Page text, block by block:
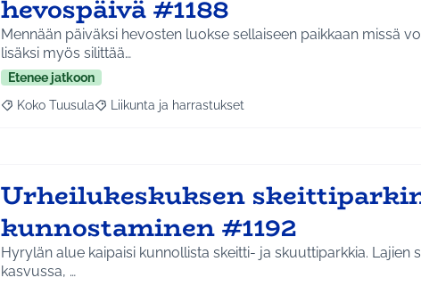
hevospäivä #1188
Mennään päiväksi hevosten luokse sellaiseen paikkaan missä
lisäksi myös silittää…
Etenee jatkoon
Rajaa tulokset aihepiirin mukaan: Koko Tuusula
Koko Tuusula Rajaa tulokset teeman mukaan: Liikunta ja harrastukset
Liikunta ja harrastukset
Urheilukeskuksen
kunnostaminen #1192
Hyrylän alue kaipaisi kunnollista skeitti- ja skuuttiparkkia. Lajien
kasvussa, …